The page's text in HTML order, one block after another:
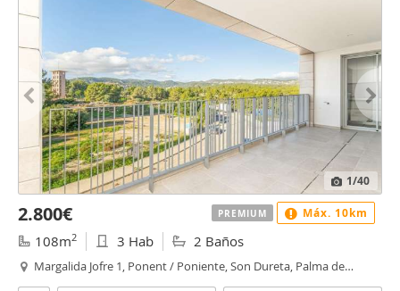
1/40
2.800€
108m2 3 Hab 2 Baños
Margalida Jofre 1, Ponent / Poniente, Son Dureta, Palma de
PREMIUM Máx. 10km